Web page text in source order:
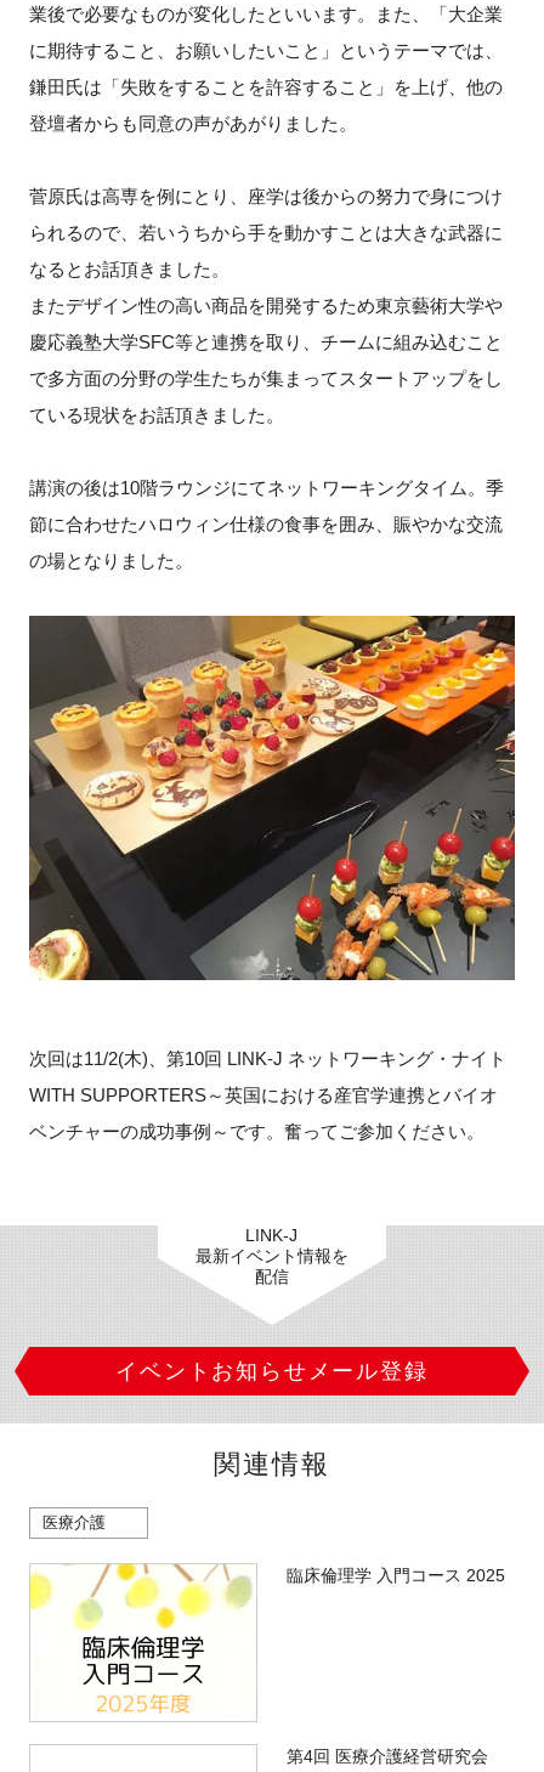
業後で必要なものが変化したといいます。また、「大企業
に期待すること、お願いしたいこと」というテーマでは、
鎌田氏は「失敗をすることを許容すること」を上げ、他の
登壇者からも同意の声があがりました。
菅原氏は高専を例にとり、座学は後からの努力で身につけ
られるので、若いうちから手を動かすことは大きな武器に
なるとお話頂きました。
またデザイン性の高い商品を開発するため東京藝術大学や
慶応義塾大学SFC等と連携を取り、チームに組み込むこと
で多方面の分野の学生たちが集まってスタートアップをし
ている現状をお話頂きました。
講演の後は10階ラウンジにてネットワーキングタイム。季
節に合わせたハロウィン仕様の食事を囲み、賑やかな交流
の場となりました。
次回は11/2(木)、第10回 LINK-J ネットワーキング・ナイト
WITH SUPPORTERS～英国における産官学連携とバイオ
ベンチャーの成功事例～です。奮ってご参加ください。
LINK-J
最新イベント情報を
配信
イベントお知らせメール登録
関連情報
医療介護
臨床倫理学 入門コース 2025
第4回 医療介護経営研究会